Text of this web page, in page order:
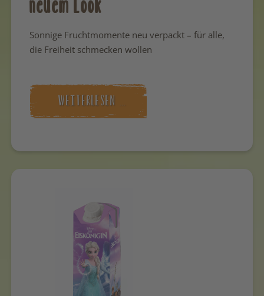
Sonnige Fruchtmomente neu verpackt – für alle,
die Freiheit schmecken wollen
WEITERLESEN …